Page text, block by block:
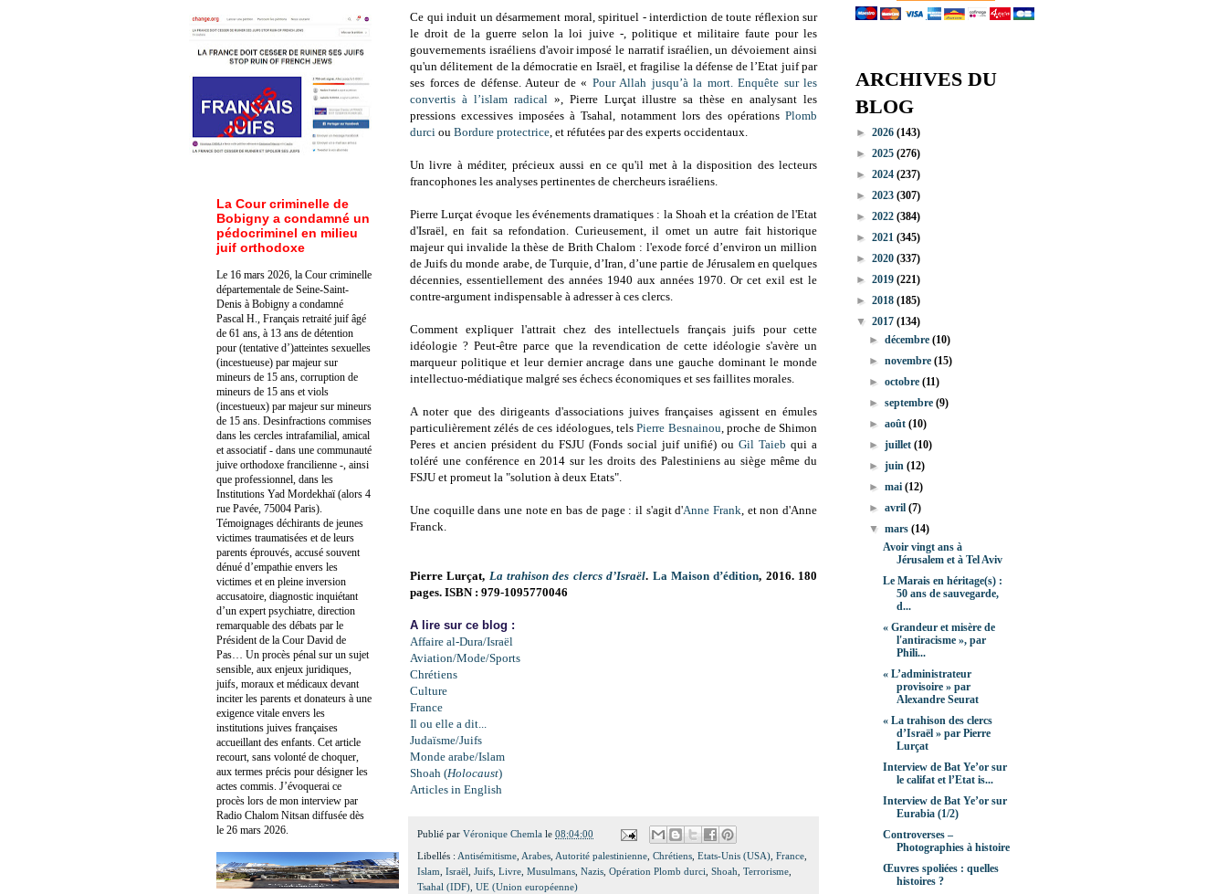
Ce qui induit un désarmement moral, spirituel - interdiction de toute réflexion sur
le droit de la guerre selon la loi juive -, politique et militaire faute pour les
gouvernements israéliens d'avoir imposé le narratif israélien, un dévoiement ainsi
qu'un délitement de la démocratie en Israël, et fragilise la défense de l’Etat juif par
ses forces de défense. Auteur de « Pour Allah jusqu’à la mort. Enquête sur les
convertis à l’islam radical», Pierre Lurçat illustre sa thèse en analysant les
pressions excessives imposées à Tsahal, notamment lors des opérations Plomb
durci ou Bordure protectrice, et réfutées par des experts occidentaux.
Un livre à méditer, précieux aussi en ce qu'il met à la disposition des lecteurs
francophones les analyses pertinentes de chercheurs israéliens.
Pierre Lurçat évoque les événements dramatiques : la Shoah et la création de l'Etat
d'Israël, en fait sa refondation. Curieusement, il omet un autre fait historique
majeur qui invalide la thèse de Brith Chalom : l'exode forcé d’environ un million
de Juifs du monde arabe, de Turquie, d’Iran, d’une partie de Jérusalem en quelques
décennies, essentiellement des années 1940 aux années 1970. Or cet exil est le
contre-argument indispensable à adresser à ces clercs.
Comment expliquer l'attrait chez des intellectuels français juifs pour cette
idéologie ? Peut-être parce que la revendication de cette idéologie s'avère un
marqueur politique et leur dernier ancrage dans une gauche dominant le monde
intellectuo-médiatique malgré ses échecs économiques et ses faillites morales.
A noter que des dirigeants d'associations juives françaises agissent en émules
particulièrement zélés de ces idéologues, telsPierre Besnainou, proche de Shimon
Peres et ancien président du FSJU (Fonds social juif unifié) ou Gil Taieb qui a
toléré une conférence en 2014 sur les droits des Palestiniens au siège même du
FSJU et promeut la "solution à deux Etats".
Une coquille dans une note en bas de page : il s'agit d'Anne Frank, et non d'Anne
Franck.
Pierre Lurçat, La trahison des clercs d’Israël. La Maison d’édition, 2016. 180
pages. ISBN : 979-1095770046
A lire sur ce blog :
Affaire al-Dura/Israël
Aviation/Mode/Sports
Chrétiens
Culture
France
Il ou elle a dit...
Judaïsme/Juifs
Monde arabe/Islam
Shoah (Holocaust)
Articles in English
Publié par Véronique Chemla le 08:04:00
Libellés : Antisémitisme, Arabes, Autorité palestinienne, Chrétiens, Etats-Unis (USA), France,
Islam, Israël, Juifs, Livre, Musulmans, Nazis, Opération Plomb durci, Shoah, Terrorisme,
Tsahal (IDF), UE (Union européenne)
La Cour criminelle de
Bobigny a condamné un
pédocriminel en milieu
juif orthodoxe
Le 16 mars 2026, la Cour criminelle
départementale de Seine-Saint-
Denis à Bobigny a condamné
Pascal H., Français retraité juif âgé
de 61 ans, à 13 ans de détention
pour (tentative d’)atteintes sexuelles
(incestueuse) par majeur sur
mineurs de 15 ans, corruption de
mineurs de 15 ans et viols
(incestueux) par majeur sur mineurs
de 15 ans. Desinfractions commises
dans les cercles intrafamilial, amical
et associatif - dans une communauté
juive orthodoxe francilienne -, ainsi
que professionnel, dans les
Institutions Yad Mordekhaï (alors 4
rue Pavée, 75004 Paris).
Témoignages déchirants de jeunes
victimes traumatisées et de leurs
parents éprouvés, accusé souvent
dénué d’empathie envers les
victimes et en pleine inversion
accusatoire, diagnostic inquiétant
d’un expert psychiatre, direction
remarquable des débats par le
Président de la Cour David de
Pas… Un procès pénal sur un sujet
sensible, aux enjeux juridiques,
juifs, moraux et médicaux devant
inciter les parents et donateurs à une
exigence vitale envers les
institutions juives françaises
accueillant des enfants. Cet article
recourt, sans volonté de choquer,
aux termes précis pour désigner les
actes commis. J’évoquerai ce
procès lors de mon interview par
Radio Chalom Nitsan diffusée dès
le 26 mars 2026.
ARCHIVES DU
BLOG
► 2026 (143)
► 2025 (276)
► 2024 (237)
► 2023 (307)
► 2022 (384)
► 2021 (345)
► 2020 (337)
► 2019 (221)
► 2018 (185)
▼ 2017 (134)
►décembre(10)
►novembre(15)
►octobre(11)
►septembre(9)
►août(10)
►juillet(10)
►juin(12)
►mai(12)
►avril(7)
▼mars(14)
Avoir vingt ans à
Jérusalem et à Tel Aviv
Le Marais en héritage(s) :
50 ans de sauvegarde,
d...
« Grandeur et misère de
l'antiracisme », par
Phili...
« L’administrateur
provisoire » par
Alexandre Seurat
« La trahison des clercs
d’Israël » par Pierre
Lurçat
Interview de Bat Ye’or sur
le califat et l’Etat is...
Interview de Bat Ye’or sur
Eurabia (1/2)
Controverses –
Photographies à histoire
Œuvres spoliées : quelles
histoires ?